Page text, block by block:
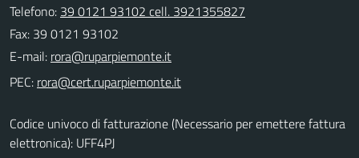
Telefono: 39 0121 93102 cell. 3921355827
Fax: 39 0121 93102
E-mail:
PEC:
Codice univoco di fatturazione (Necessario per emettere fattura
elettronica): UFF4PJ